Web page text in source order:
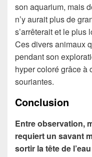
son aquarium, mais
n’y aurait plus de
s’arrêterait et le plus
Ces divers animaux
pendant son
hyper coloré grâce à
souriantes.
Conclusion
Entre observation,
requiert un savant
sortir la tête de